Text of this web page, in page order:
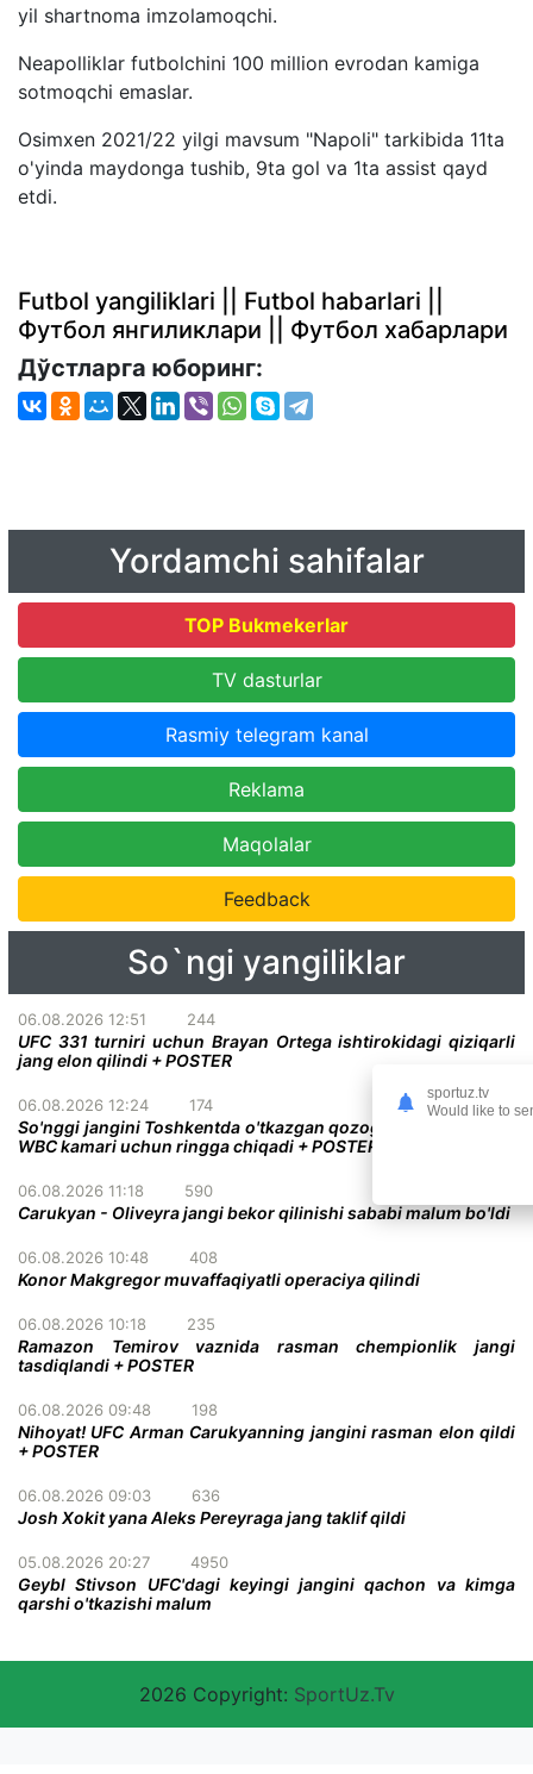
yil shartnoma imzolamoqchi.
Neapolliklar futbolchini 100 million evrodan kamiga
sotmoqchi emaslar.
Osimxen 2021/22 yilgi mavsum "Napoli" tarkibida 11ta
o'yinda maydonga tushib, 9ta gol va 1ta assist qayd
etdi.
Futbol yangiliklari || Futbol habarlari ||
Футбол янгиликлари || Футбол хабарлари
Дўстларга юборинг:
Yordamchi sahifalar
TOP Bukmekerlar
TV dasturlar
Rasmiy telegram kanal
Reklama
Maqolalar
Feedback
So`ngi yangiliklar
06.08.2026 12:51 244
UFC 331 turniri uchun Brayan Ortega ishtirokidagi qiziqarli
jang elon qilindi + POSTER
06.08.2026 12:24 174
So'nggi jangini Toshkentda o'tkazgan qozog'istonlik bokschi
WBC kamari uchun ringga chiqadi + POSTER
06.08.2026 11:18 590
Carukyan - Oliveyra jangi bekor qilinishi sababi malum bo'ldi
06.08.2026 10:48 408
Konor Makgregor muvaffaqiyatli operaciya qilindi
06.08.2026 10:18 235
Ramazon Temirov vaznida rasman chempionlik jangi
tasdiqlandi + POSTER
06.08.2026 09:48 198
Nihoyat! UFC Arman Carukyanning jangini rasman elon qildi
+ POSTER
06.08.2026 09:03 636
Josh Xokit yana Aleks Pereyraga jang taklif qildi
05.08.2026 20:27 4950
Geybl Stivson UFC'dagi keyingi jangini qachon va kimga
qarshi o'tkazishi malum
2026 Copyright: SportUz.Tv
sportuz.tv
Would like to